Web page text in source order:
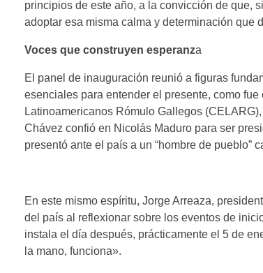
principios de este año, a la convicción de que,
adoptar esa misma calma y determinación que
Voces que construyen esperanza
El panel de inauguración reunió a figuras
esenciales para entender el presente, como
Latinoamericanos Rómulo Gallegos
Chávez confió en Nicolás Maduro para ser
presentó ante el país a un “hombre de pueblo”
En este mismo espíritu, Jorge Arreaza,
del país al reflexionar sobre los eventos de
instala el día después, prácticamente el 5 de
la mano, funciona».